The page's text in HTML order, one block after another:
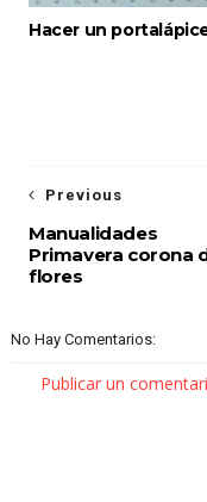
Hacer un
Previous
Manualidades
Primavera corona
flores
No Hay Comentarios:
Publicar un